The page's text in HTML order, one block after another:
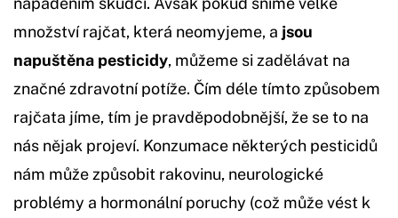
množství rajčat, která neomyjeme, a jsou
napuštěna pesticidy, můžeme si zadělávat na
značné zdravotní potíže. Čím déle tímto způsobem
rajčata jíme, tím je pravděpodobnější, že se to na
nás nějak projeví. Konzumace některých pesticidů
nám může způsobit rakovinu, neurologické
problémy a hormonální poruchy (což může vést k